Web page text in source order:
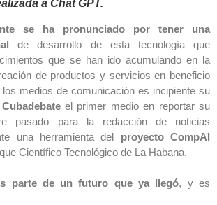
a Chat GPT.
se ha pronunciado por tener una
de desarrollo de esta tecnología que
que se han ido acumulando en la
de productos y servicios en beneficio
medios de comunicación es incipiente su
Cubadebateel primer medio en reportar su
pasado para la redacción de noticias
una herramienta del proyecto CompAI
Científico Tecnológico de La Habana.
parte de un futuro que ya llegó, y es